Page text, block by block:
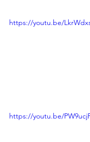
https://youtu.be/
https://youtu.be/